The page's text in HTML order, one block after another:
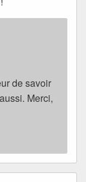
de savoir
Merci,